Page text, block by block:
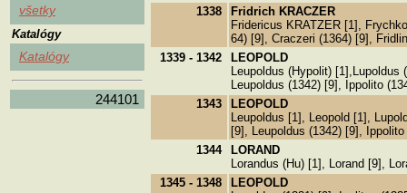
všetky
Katalógy
Katalógy
244101
1338
Fridrich KRACZER
Fridericus KRATZER [1],
64) [9], Craczeri (1364) [9],
1339 - 1342
LEOPOLD
Leupoldus (Hypolit)
Leupoldus (1342) [9], Ippolito
1343
LEOPOLD
Leupoldus [1], Leopold [1],
[9], Leupoldus (1342) [9],
1344 LORAND
Lorandus (Hu) [1], Lorand [9],
1345 - 1348
LEOPOLD